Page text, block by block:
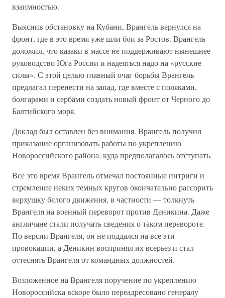
взаимностью.
Выяснив обстановку на Кубани, Врангель вернулся на
фронт, где в это время уже шли бои за Ростов. Врангель
доложил, что казаки в массе не поддерживают нынешнее
руководство Юга России и надеяться надо на «русские
силы». С этой целью главный очаг борьбы Врангель
предлагал перенести на запад, где вместе с поляками,
болгарами и сербами создать новый фронт от Черного до
Балтийского моря.
Доклад был оставлен без внимания. Врангель получил
приказание организовать работы по укреплению
Новороссийского района, куда предполагалось отступать.
Все это время Врангель отмечал постоянные интриги и
стремление неких темных кругов окончательно рассорить
верхушку белого движения, в частности — толкнуть
Врангеля на военный переворот против Деникина. Даже
англичане стали получать сведения о таком перевороте.
По версии Врангеля, он не поддался на все эти
провокации, а Деникин воспринял их всерьез и стал
оттеснять Врангеля от командных должностей.
Возложенное на Врангеля поручение по укреплению
Новороссийска вскоре было переадресовано генералу